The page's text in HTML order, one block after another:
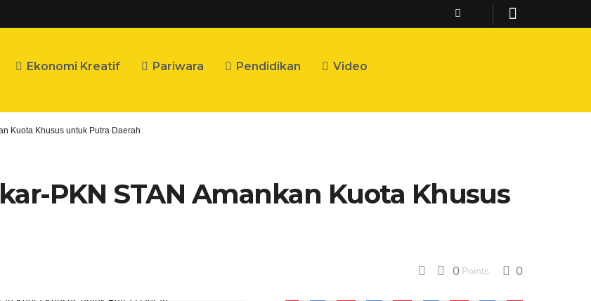
Ekonomi Kreatif Pariwara Pendidikan Video
Kuota Khusus untuk Putra Daerah
PKN STAN Amankan Kuota Khusus
0 Points 0